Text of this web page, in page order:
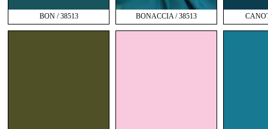
BON / 38513 BONACCIA / 38513